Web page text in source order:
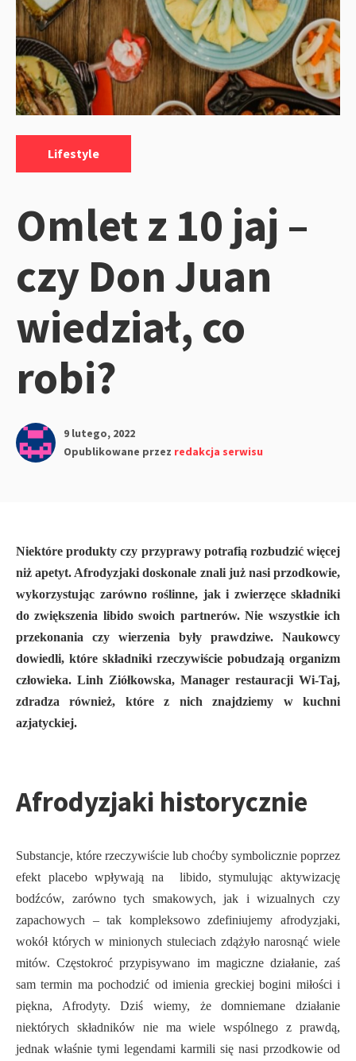
Lifestyle
Omlet z 10 jaj –
czy Don Juan
wiedział, co
robi?
9 lutego, 2022
Opublikowane przez redakcja serwisu
Niektóre produkty czy przyprawy potrafią rozbudzić więcej
niż apetyt. Afrodyzjaki doskonale znali już nasi przodkowie,
wykorzystując zarówno roślinne, jak i zwierzęce składniki
do zwiększenia libido swoich partnerów. Nie wszystkie ich
przekonania czy wierzenia były prawdziwe. Naukowcy
dowiedli, które składniki rzeczywiście pobudzają organizm
człowieka. Linh Ziółkowska, Manager restauracji Wi-Taj,
zdradza również, które z nich znajdziemy w kuchni
azjatyckiej.
Afrodyzjaki historycznie
Substancje, które rzeczywiście lub choćby symbolicznie poprzez
efekt placebo wpływają na libido, stymulując aktywizację
bodźców, zarówno tych smakowych, jak i wizualnych czy
zapachowych – tak kompleksowo zdefiniujemy afrodyzjaki,
wokół których w minionych stuleciach zdążyło narosnąć wiele
mitów. Częstokroć przypisywano im magiczne działanie, zaś
sam termin ma pochodzić od imienia greckiej bogini miłości i
piękna, Afrodyty. Dziś wiemy, że domniemane działanie
niektórych składników nie ma wiele wspólnego z prawdą,
jednak właśnie tymi legendami karmili się nasi przodkowie od